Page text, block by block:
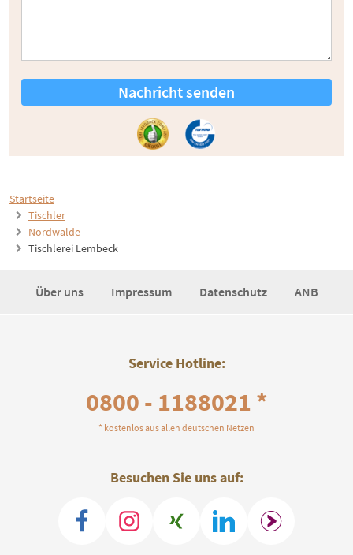
Startseite
Tischler
Nordwalde
Tischlerei Lembeck
Nachricht senden
Über uns Impressum Datenschutz ANB
Service Hotline:
0800 - 1188021 *
* kostenlos aus allen deutschen Netzen
Besuchen Sie uns auf: